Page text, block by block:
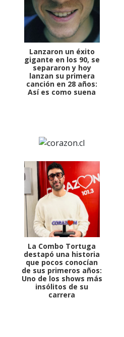
Lanzaron un éxito
gigante en los 90, se
separaron y hoy
lanzan su primera
canción en 28 años:
Así es como suena
La Combo Tortuga
destapó una historia
que pocos conocían
de sus primeros años:
Uno de los shows más
insólitos de su
carrera